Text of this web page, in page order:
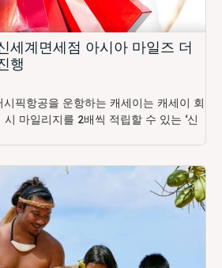
세계면세점 아시아 마일즈 더
행
픽항공을 운항하는 캐세이는 캐세이 회
마일리지를 2배씩 적립할 수 있는 ‘신